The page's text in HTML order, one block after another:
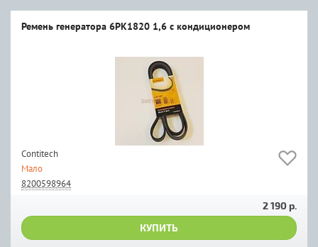
Ремень генератора 6PK1820 1,6 с кондиционером
Contitech
Мало
8200598964
2 190 р.
КУПИТЬ